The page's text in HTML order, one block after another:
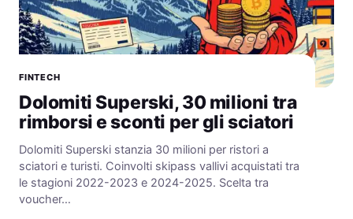
FINTECH
Dolomiti Superski, 30 milioni tra
rimborsi e sconti per gli sciatori
Dolomiti Superski stanzia 30 milioni per ristori a
sciatori e turisti. Coinvolti skipass vallivi acquistati tra
le stagioni 2022-2023 e 2024-2025. Scelta tra
voucher…